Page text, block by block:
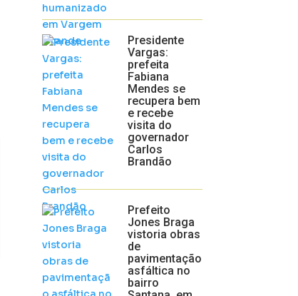
Presidente
Vargas:
prefeita
Fabiana
Mendes se
recupera bem
e recebe
visita do
governador
Carlos
Brandão
Prefeito
Jones Braga
vistoria obras
de
pavimentação
asfáltica no
bairro